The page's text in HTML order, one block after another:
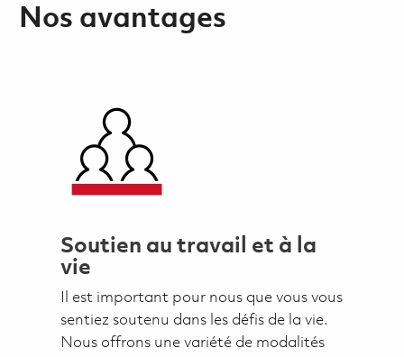
Nos avantages
Soutien au travail et à la
vie
Il est important pour nous que vous vous
sentiez soutenu dans les défis de la vie.
Nous offrons une variété de modalités